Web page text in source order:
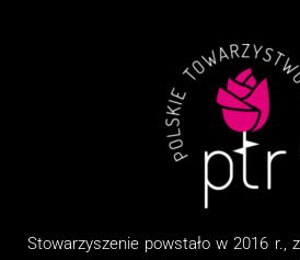
Stowarzyszenie powstało w 2016 r.,